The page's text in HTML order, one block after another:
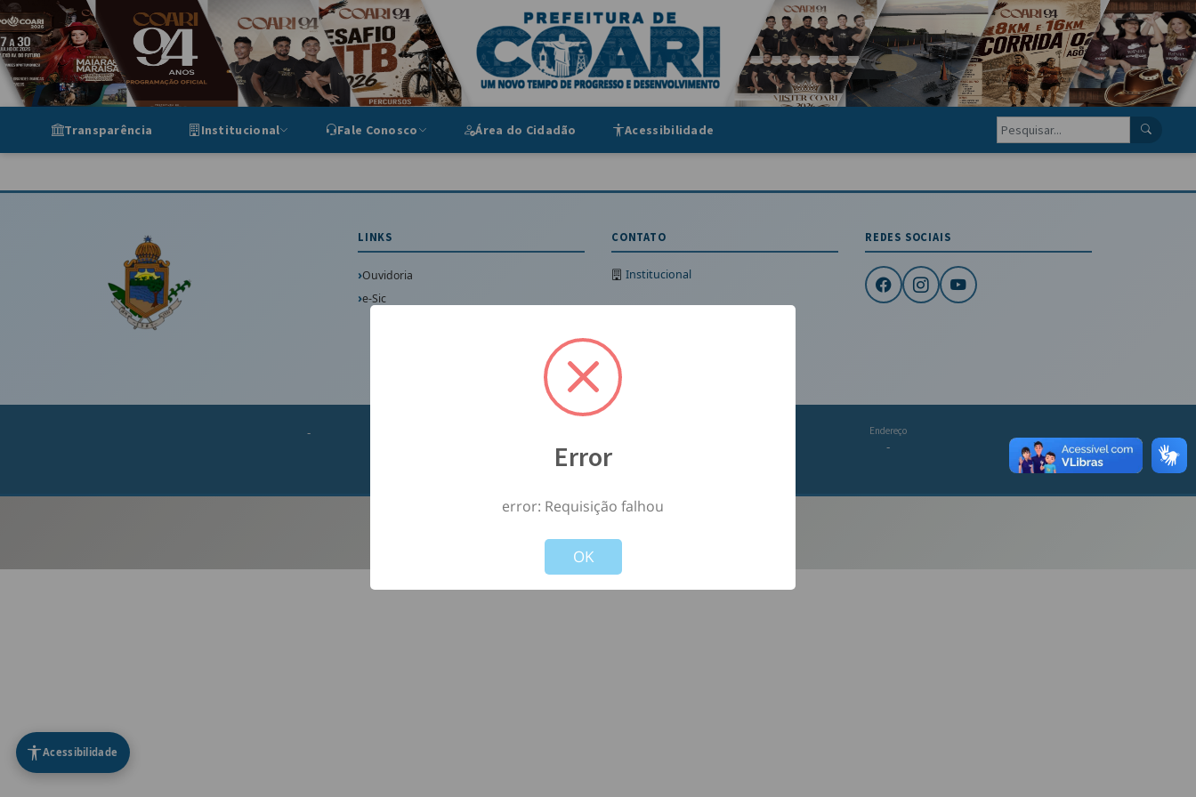
Portal de Transparência Municipal
Transparência Institucional Fale Conosco Área do Cidadão Acessibilidade
LINKS
Ouvidoria
e-Sic
CONTATO
Institucional
REDES SOCIAIS
- Endereço
-
Versão: 1.2.0
Acessibilidade
Error
error: Requisição falhou
OK